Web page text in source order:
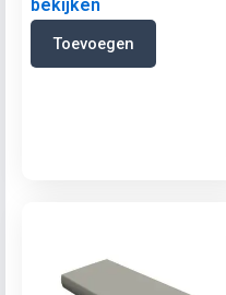
bekijken
Toevoegen